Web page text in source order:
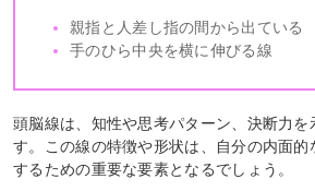
親指と人差し指の間から出ている
手のひら中央を横に伸びる線
頭脳線は、知性や思考パターン、決断力を
す。この線の特徴や形状は、自分の内面
するための重要な要素となるでしょう。